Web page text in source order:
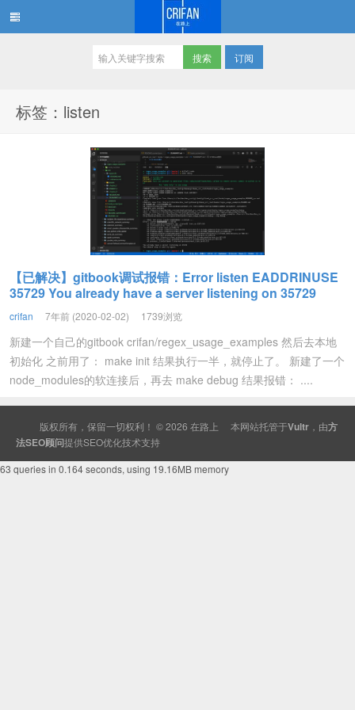
订阅
标签：listen
【已解决】gitbook调试报错：Error listen EADDRINUSE
35729 You already have a server listening on 35729
crifan 7年前 (2020-02-02) 1739浏览
新建一个自己的gitbook crifan/regex_usage_examples 然后去本地
初始化 之前用了： make init 结果执行一半，就停止了。 新建了一个
node_modules的软连接后，再去 make debug 结果报错： ....
版权所有，保留一切权利！ © 2026 在路上 本网站托管于Vultr ，由方
法SEO顾问提供SEO优化技术支持
63 queries in 0.164 seconds, using 19.16MB memory